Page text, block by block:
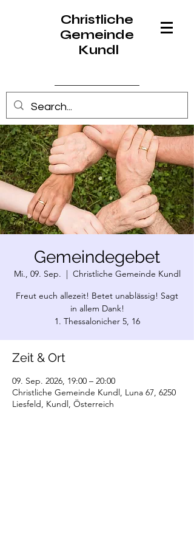
Christliche
Gemeinde
Kundl
Anmelden
Gemeindegebet
Mi., 09. Sep.
  |
Christliche Gemeinde Kundl
Freut euch allezeit! Betet unablässig! Sagt
in allem Dank!
1. Thessalonicher 5, 16
Zeit & Ort
09. Sep. 2026, 19:00 – 20:00
Christliche Gemeinde Kundl, Luna 67, 6250
Liesfeld, Kundl, Österreich